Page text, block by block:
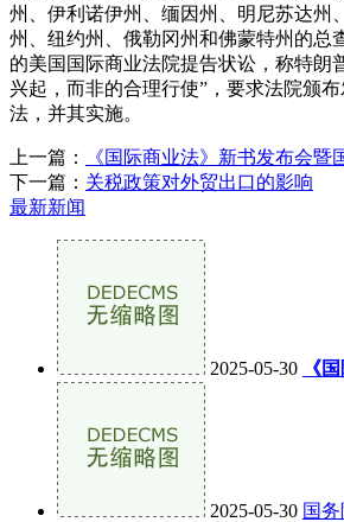
州、伊利诺伊州、缅因州、明尼苏达州
州、纽约州、俄勒冈州和佛蒙特州的总
的美国国际商业法院提告状讼，称特朗
兴起，而非的合理行使”，要求法院颁
法，并其实施。
上一篇：
《国际商业法》新书发布会暨
下一篇： 关税政策对外贸出口的影响
最新新闻
2025-05-30 《
2025-05-30 国